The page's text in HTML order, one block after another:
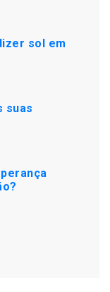
sol em
suas